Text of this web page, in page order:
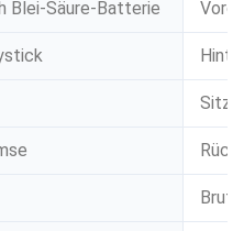
Blei-Säure-Batterie